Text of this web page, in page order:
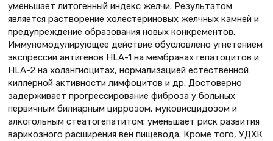
уменьшает литогенный индекс желчи. Результатом
является растворение холестериновых желчных камней и
предупреждение образования новых конкрементов.
Иммуномодулирующее действие обусловлено угнетением
экспрессии антигенов HLA-1 на мембранах гепатоцитов и
HLA-2 на холангиоцитах, нормализацией естественной
киллерной активности лимфоцитов и др. Достоверно
задерживает прогрессирование фиброза у больных
первичным билиарным циррозом, муковисцидозом и
алкогольным стеатогепатитом; уменьшает риск развития
варикозного расширения вен пищевода. Кроме того, УДХК